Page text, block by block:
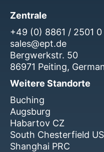
Zentrale
+49 (0) 8861 / 2501 0
sales@ept.de
Bergwerkstr. 50
86971 Peiting,
Weitere Standorte
Buching
Augsburg
Habartov CZ
South Chesterfield
Shanghai PRC